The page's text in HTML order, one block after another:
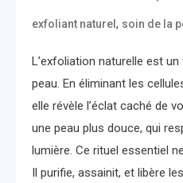
exfoliant naturel, soin de la
L’exfoliation naturelle est
peau. En éliminant les
elle révèle l’éclat caché de
une peau plus douce, qui
lumière. Ce rituel essentiel
Il purifie, assainit, et libère